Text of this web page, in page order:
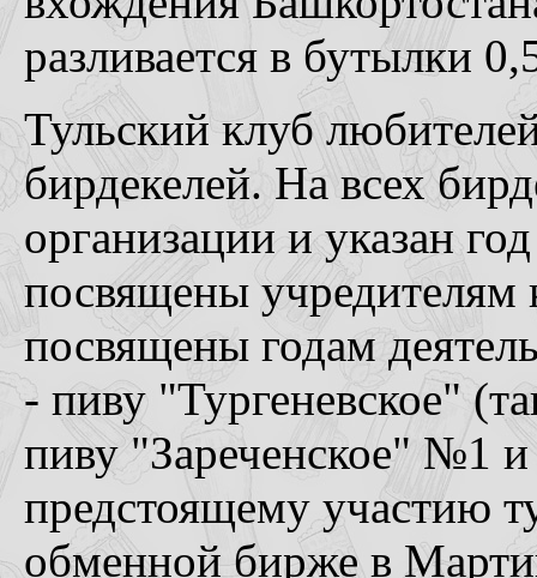
разливается в бутылки
Тульский клуб
бирдекелей. На всех
организации и указан
посвящены учредителям
посвящены годам
- пиву "Тургеневское"
пиву "Зареченское" №1
предстоящему участию
обменной бирже в